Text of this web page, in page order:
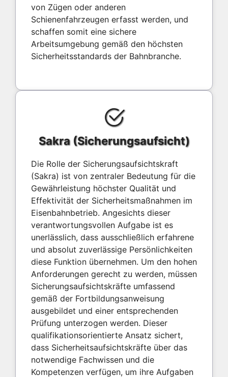
von Zügen oder anderen
Schienenfahrzeugen erfasst werden, und
schaffen somit eine sichere
Arbeitsumgebung gemäß den höchsten
Sicherheitsstandards der Bahnbranche.
Sakra (Sicherungsaufsicht)
Die Rolle der Sicherungsaufsichtskraft
(Sakra) ist von zentraler Bedeutung für die
Gewährleistung höchster Qualität und
Effektivität der Sicherheitsmaßnahmen im
Eisenbahnbetrieb. Angesichts dieser
verantwortungsvollen Aufgabe ist es
unerlässlich, dass ausschließlich erfahrene
und absolut zuverlässige Persönlichkeiten
diese Funktion übernehmen. Um den hohen
Anforderungen gerecht zu werden, müssen
Sicherungsaufsichtskräfte umfassend
gemäß der Fortbildungsanweisung
ausgebildet und einer entsprechenden
Prüfung unterzogen werden. Dieser
qualifikationsorientierte Ansatz sichert,
dass Sicherheitsaufsichtskräfte über das
notwendige Fachwissen und die
Kompetenzen verfügen, um ihre Aufgaben